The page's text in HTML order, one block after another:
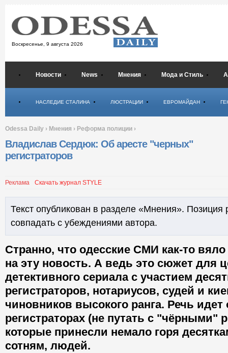
Воскресенье, 9 августа 2026
Новости News Мнения Мода и Стиль
НАСЛЕДИЕ СТАЛИНА ЛЮСТРАЦИИ ЕВРОМАЙДАН
Odessa Daily › Мнения › Реформа полиции ›
Владислав Сердюк: Об аресте "черных"
регистраторов
Реклама Скачать журнал STYLE
Текст опубликован в разделе «Мнения». Позиция
совпадать с убеждениями автора.
Странно, что одесские СМИ как-то
на эту новость. А ведь это сюжет для
детективного сериала с участием
регистраторов, нотариусов, судей и
чиновников высокого ранга. Речь
регистраторах (не путать с "чёрными"
которые принесли немало горя
сотням, людей.